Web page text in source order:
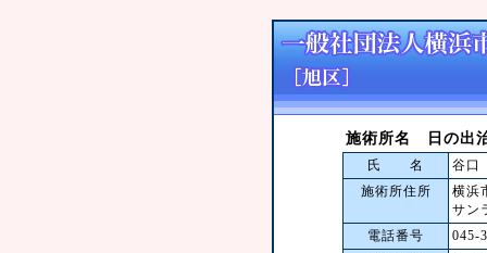
施術所名 日の出
氏 名
谷
施術所住所
横浜
サン
電話番号
045-